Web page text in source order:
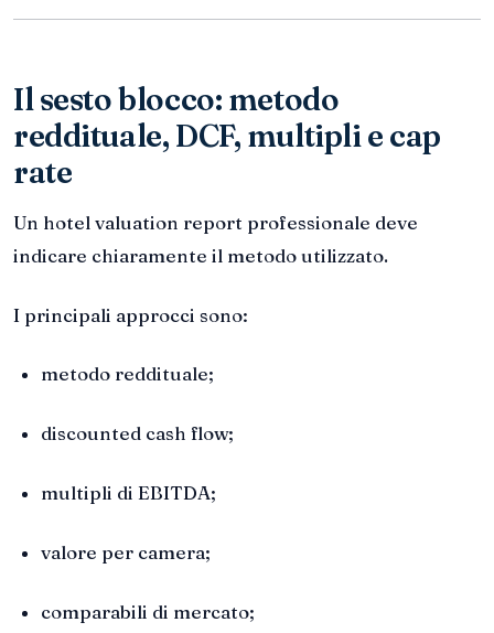
Il sesto blocco: metodo
reddituale, DCF, multipli e cap
rate
Un hotel valuation report professionale deve
indicare chiaramente il metodo utilizzato.
I principali approcci sono:
metodo reddituale;
discounted cash flow;
multipli di EBITDA;
valore per camera;
comparabili di mercato;